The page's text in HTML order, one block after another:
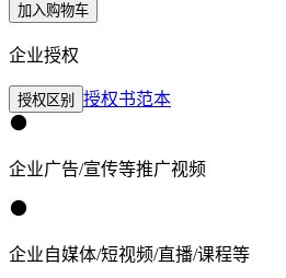
加入购物车
企业授权
授权区别 授权书范本
企业广告/宣传等推广视频
企业自媒体/短视频/直播/课程等